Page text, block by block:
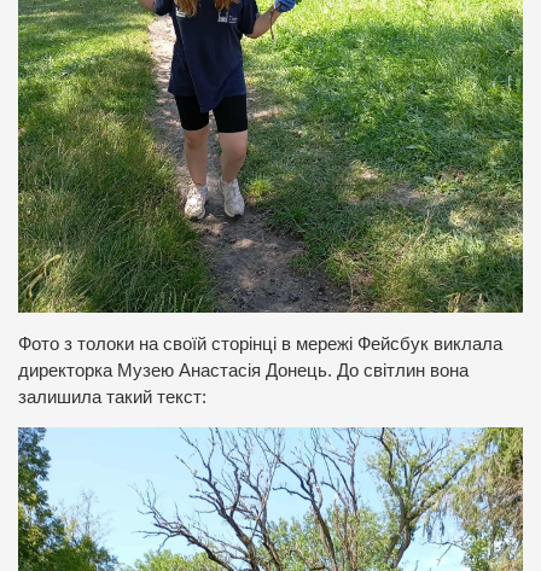
Фото з толоки на своїй сторінці в мережі Фейсбук виклала
директорка Музею Анастасія Донець. До світлин вона
залишила такий текст: